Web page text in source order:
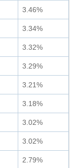
3.46%
3.34%
3.32%
3.29%
3.21%
3.18%
3.02%
3.02%
2.79%